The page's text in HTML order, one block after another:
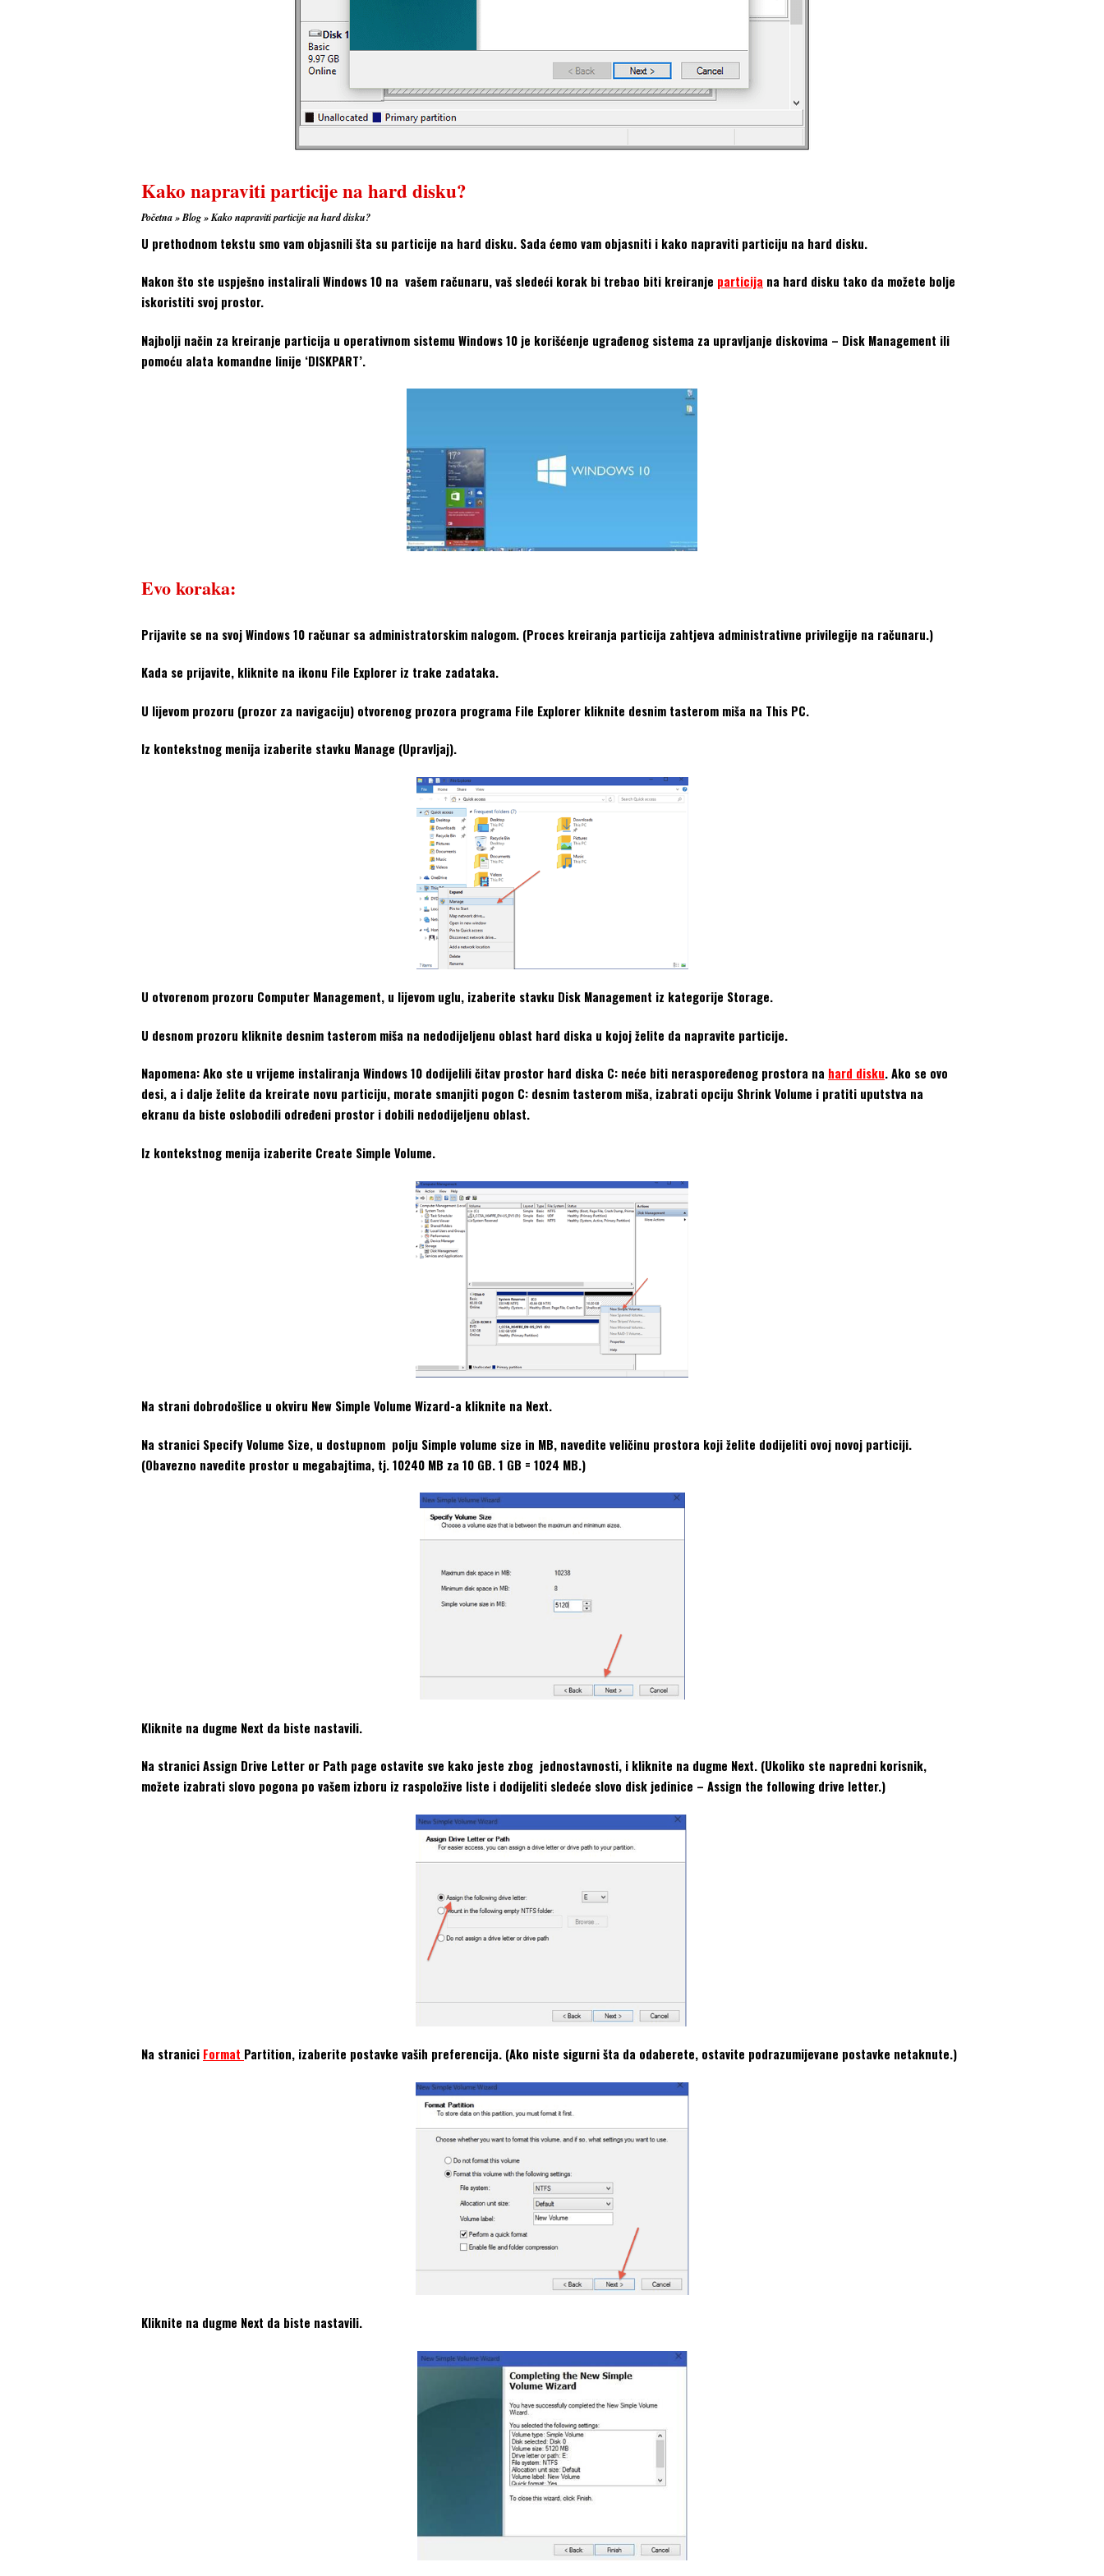
Kako napraviti particije na hard disku?
Početna»Blog»Kako napraviti particije na hard disku?
U prethodnom tekstu smo vam objasnili šta su particije na hard disku. Sada ćemo vam objasniti i kako napraviti particiju na hard disku.
Nakon što ste uspješno instalirali Windows 10 na vašem računaru, vaš sledeći korak bi trebao biti kreiranje particija na hard disku tako da možete bolje
iskoristiti svoj prostor.
Najbolji način za kreiranje particija u operativnom sistemu Windows 10 je korišćenje ugrađenog sistema za upravljanje diskovima – Disk Management ili
pomoću alata komandne linije ‘DISKPART’.
Evo koraka:
Prijavite se na svoj Windows 10 računar sa administratorskim nalogom. (Proces kreiranja particija zahtjeva administrativne privilegije na računaru.)
Kada se prijavite, kliknite na ikonu File Explorer iz trake zadataka.
U lijevom prozoru (prozor za navigaciju) otvorenog prozora programa File Explorer kliknite desnim tasterom miša na This PC.
Iz kontekstnog menija izaberite stavku Manage (Upravljaj).
U otvorenom prozoru Computer Management, u lijevom uglu, izaberite stavku Disk Management iz kategorije Storage.
U desnom prozoru kliknite desnim tasterom miša na nedodijeljenu oblast hard diska u kojoj želite da napravite particije.
Napomena: Ako ste u vrijeme instaliranja Windows 10 dodijelili čitav prostor hard diska C: neće biti neraspoređenog prostora na hard disku. Ako se ovo
desi, a i dalje želite da kreirate novu particiju, morate smanjiti pogon C: desnim tasterom miša, izabrati opciju Shrink Volume i pratiti uputstva na
ekranu da biste oslobodili određeni prostor i dobili nedodijeljenu oblast.
Iz kontekstnog menija izaberite Create Simple Volume.
Na strani dobrodošlice u okviru New Simple Volume Wizard-a kliknite na Next.
Na stranici Specify Volume Size, u dostupnom polju Simple volume size in MB, navedite veličinu prostora koji želite dodijeliti ovoj novoj particiji.
(Obavezno navedite prostor u megabajtima, tj. 10240 MB za 10 GB. 1 GB = 1024 MB.)
Kliknite na dugme Next da biste nastavili.
Na stranici Assign Drive Letter or Path page ostavite sve kako jeste zbog jednostavnosti, i kliknite na dugme Next. (Ukoliko ste napredni korisnik,
možete izabrati slovo pogona po vašem izboru iz raspoložive liste i dodijeliti sledeće slovo disk jedinice – Assign the following drive letter.)
Na stranici Format Partition, izaberite postavke vaših preferencija. (Ako niste sigurni šta da odaberete, ostavite podrazumijevane postavke netaknute.)
Kliknite na dugme Next da biste nastavili.